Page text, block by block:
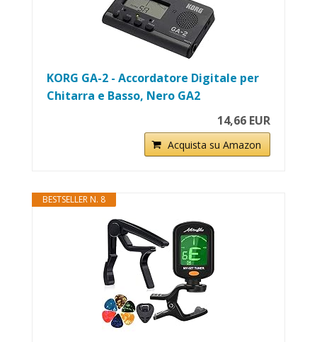
KORG GA-2 - Accordatore Digitale per
Chitarra e Basso, Nero GA2
14,66 EUR
Acquista su Amazon
BESTSELLER N. 8